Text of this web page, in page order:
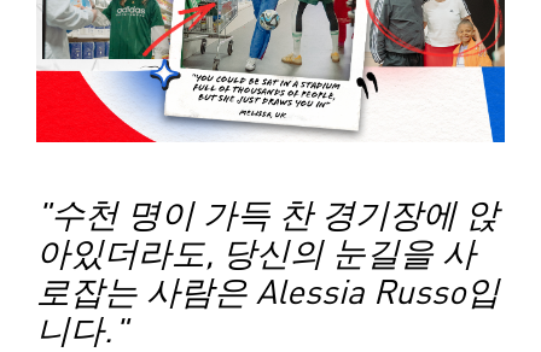
"수천 명이 가득 찬 경기장에 앉
아있더라도, 당신의 눈길을 사
로잡는 사람은 Alessia Russo입
니다."